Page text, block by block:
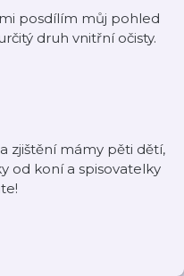
posdílím můj pohled
druh vnitřní očisty.
zjištění mámy pěti dětí,
od koní a spisovatelky